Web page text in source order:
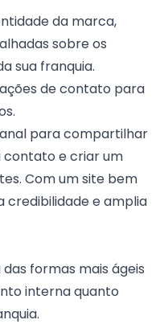
da marca,
sobre os
sua franquia.
de contato para
para compartilhar
contato e criar um
Com um site bem
credibilidade e amplia
formas mais ágeis
interna quanto